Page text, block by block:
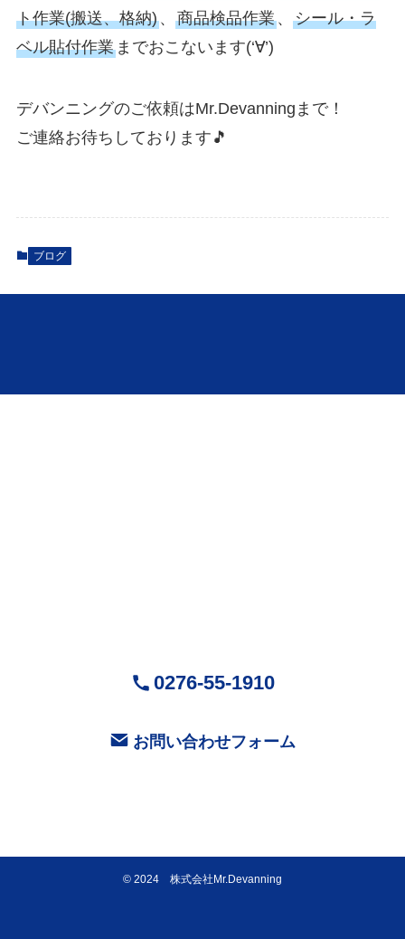
ト作業(搬送、格納)、 商品検品作業、 シール・ラ
ベル貼付作業までおこないます(‘∀’)ゞ
デバンニングのご依頼はMr.Devanningまで！
ご連絡お待ちしております🎵
ブログ
0276-55-1910
お問い合わせフォーム
© 2024 株式会社Mr.Devanning